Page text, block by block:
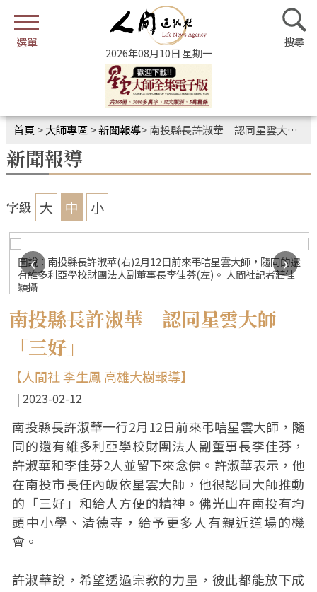
2026年08月10日 星期一
首頁 >大師專區>新聞報導>南投縣長許淑華 認同星雲大師「三好」
新聞報導
字級 大 中 小
圖說：南投縣長許淑華(右)2月12日前來弔唁星雲大師，隨同的還
有維多利亞學校財團法人副董事長李佳芬(左)。 人間社記者莊佳
穎攝
‹ ›
南投縣長許淑華 認同星雲大師
「三好」
【人間社 李生鳳 高雄大樹報導】
2023-02-12
南投縣長許淑華一行2月12日前來弔唁星雲大師，隨
同的還有維多利亞學校財團法人副董事長李佳芬，
許淑華和李佳芬2人並留下來念佛。許淑華表示，他
在南投市長任內皈依星雲大師，他很認同大師推動
的「三好」和給人方便的精神。佛光山在南投有均
頭中小學、清德寺，給予更多人有親近道場的機
會。
許淑華說，希望透過宗教的力量，彼此都能放下成